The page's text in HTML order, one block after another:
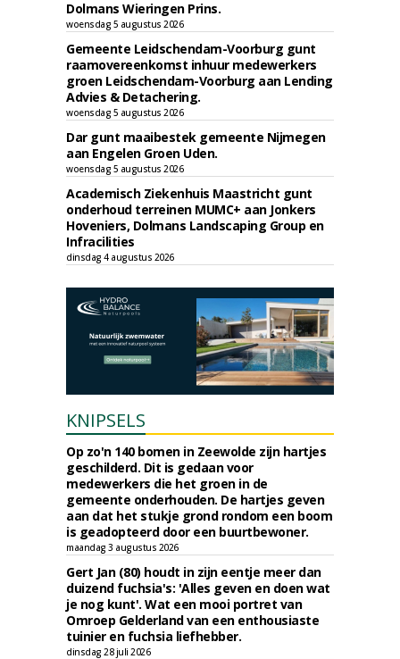
Dolmans Wieringen Prins.
woensdag 5 augustus 2026
Gemeente Leidschendam-Voorburg gunt
raamovereenkomst inhuur medewerkers
groen Leidschendam-Voorburg aan Lending
Advies & Detachering.
woensdag 5 augustus 2026
Dar gunt maaibestek gemeente Nijmegen
aan Engelen Groen Uden.
woensdag 5 augustus 2026
Academisch Ziekenhuis Maastricht gunt
onderhoud terreinen MUMC+ aan Jonkers
Hoveniers, Dolmans Landscaping Group en
Infracilities
dinsdag 4 augustus 2026
KNIPSELS
Op zo'n 140 bomen in Zeewolde zijn hartjes
geschilderd. Dit is gedaan voor
medewerkers die het groen in de
gemeente onderhouden. De hartjes geven
aan dat het stukje grond rondom een boom
is geadopteerd door een buurtbewoner.
maandag 3 augustus 2026
Gert Jan (80) houdt in zijn eentje meer dan
duizend fuchsia's: 'Alles geven en doen wat
je nog kunt'. Wat een mooi portret van
Omroep Gelderland van een enthousiaste
tuinier en fuchsia liefhebber.
dinsdag 28 juli 2026